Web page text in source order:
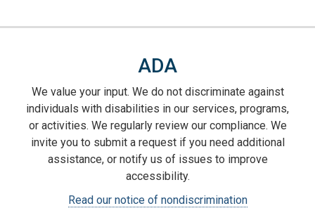
ADA
We value your input. We do not discriminate against
individuals with disabilities in our services, programs,
or activities. We regularly review our compliance. We
invite you to submit a request if you need additional
assistance, or notify us of issues to improve
accessibility.
Read our notice of nondiscrimination